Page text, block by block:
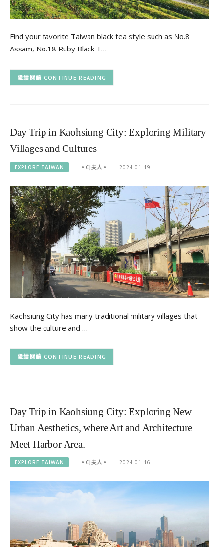
Find your favorite Taiwan black tea style such as No.8
Assam, No.18 Ruby Black T…
CONTINUE READING
Day Trip in Kaohsiung City: Exploring Military
Villages and Cultures
EXPLORE TAIWAN 。CJ夫人。 2024-01-19
Kaohsiung City has many traditional military villages that
show the culture and …
CONTINUE READING
Day Trip in Kaohsiung City: Exploring New
Urban Aesthetics, where Art and Architecture
Meet Harbor Area.
EXPLORE TAIWAN 。CJ夫人。 2024-01-16